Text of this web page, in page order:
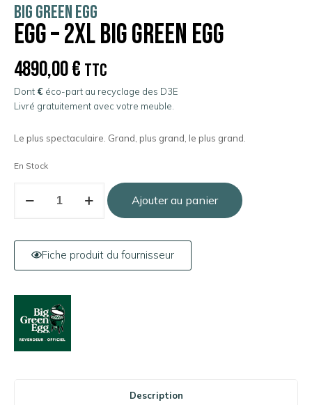
BIG GREEN EGG
EGG – 2XL Big Green Egg
4890,00€ TTC
Dont € éco-part au recyclage des D3E
Livré gratuitement avec votre meuble.
Le plus spectaculaire. Grand, plus grand, le plus grand.
En Stock
Ajouter au panier
Fiche produit du fournisseur
Description